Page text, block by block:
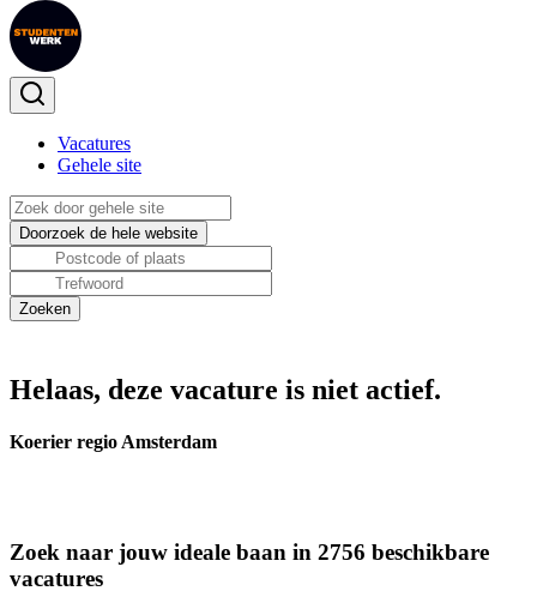
Vacatures
Gehele site
Helaas, deze vacature is niet actief.
Koerier regio Amsterdam
Zoek naar jouw ideale baan in 2756 beschikbare
vacatures